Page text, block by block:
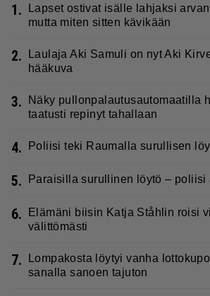
1.
Lapset ostivat isälle lahjaksi
mutta miten sitten kävikään
2.
Laulaja Aki Samuli on nyt Aki
hääkuva
3.
Näky pullonpalautusautomaatilla
taatusti repinyt tahallaan
4. Poliisi teki Raumalla surullisen
5. Paraisilla surullinen löytö – poliisi
6.
Elämäni biisin Katja Ståhlin roisi
välittömästi
7.
Lompakosta löytyi vanha
sanalla sanoen tajuton